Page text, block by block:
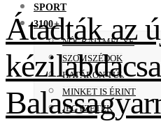
SPORT
3100+
NÓGRÁD MEGYE
SZOMSZÉDOK
HATÁRON TÚL
MINKET IS ÉRINT
JEGYZETEK
Átadták az